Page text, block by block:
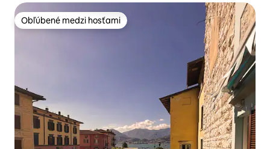
Obľúbené medzi hosťami
Obľúbené medzi hosťami